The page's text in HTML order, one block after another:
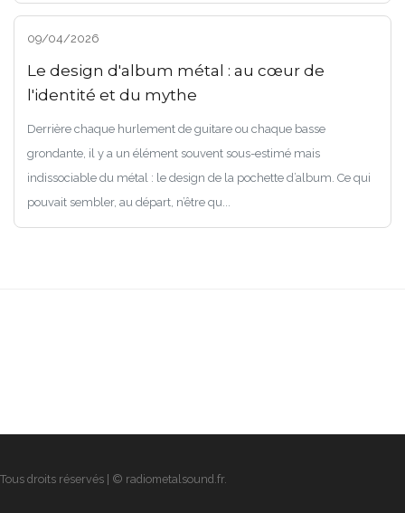
09/04/2026
Le design d'album métal : au cœur de
l'identité et du mythe
Derrière chaque hurlement de guitare ou chaque basse
grondante, il y a un élément souvent sous-estimé mais
indissociable du métal : le design de la pochette d’album. Ce qui
pouvait sembler, au départ, n’être qu...
Tous droits réservés | © radiometalsound.fr.